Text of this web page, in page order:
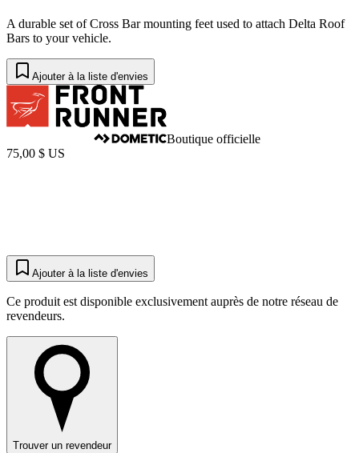
A durable set of Cross Bar mounting feet used to attach Delta Roof
Bars to your vehicle.
Ajouter à la liste d'envies
Boutique officielle
75,00 $ US
Ajouter à la liste d'envies
Ce produit est disponible exclusivement auprès de notre réseau de
revendeurs.
Trouver un revendeur